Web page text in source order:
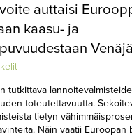
auttaisi
kaasu- ja
tutkittava
toteutettavuutta.
tietyn
Näin vaatii Euroopan